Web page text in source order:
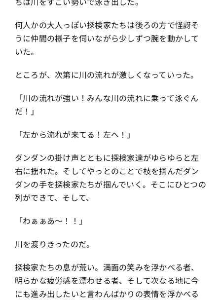
何人かの大人っぽい探検家たちは後ろの方で怪訝そ
うに仲間の様子を伺いながら少しずつ腕を動かして
いた。
ところが、次第に川の流れが激しくなっていった。
「川の流れが強い！みんな川の流れに乗って泳ぐん
だ！」
「左から流れが来てる！左へ！」
ダンダンの掛け声とともに探検家達がゆらゆらと左
右に揺れた。そしてやっとのことで枝を掴んだダン
ダンの手を探検家たちが掴んでいく。そこにひとつの
列ができて、そして、
「わぁぁあ〜！！」
川を渡りきったのだ。
探検家たちの息が荒い。満面の笑みを浮かべる者、
明らかな疲労感を漂わせる者、そして次なる地に今
にも進み出したいと言わんばかりの表情を浮かべる